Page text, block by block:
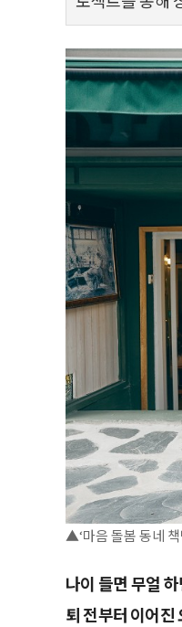
▲‘마음 돌봄 동네
나이 들면 무얼
퇴 전부터 이어진